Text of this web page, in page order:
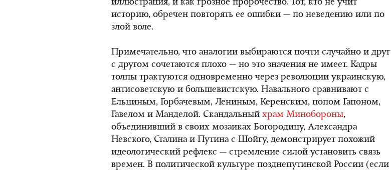
иллюстрация, и как грозное пророчество. Тот, кто не учит
историю, обречен повторять ее ошибки — по неведению или по
злой воле.
Примечательно, что аналогии выбираются почти случайно и друг
с другом сочетаются плохо — но это значения не имеет. Кадры
толпы трактуются одновременно через революции украинскую,
антисоветскую и большевистскую. Навального сравнивают с
Ельциным, Горбачевым, Лениным, Керенским, попом Гапоном,
Гавелом и Манделой. Скандальный храм Минобороны,
объединивший в своих мозаиках Богородицу, Александра
Невского, Сталина и Путина с Шойгу, демонстрирует похожий
идеологический рефлекс — стремление силой установить связь
времен. В политической культуре позднепутинской России (если